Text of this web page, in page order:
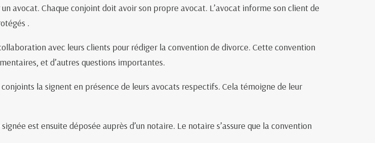
avocat. Chaque conjoint doit avoir son propre avocat. L’avocat informe son client de
.
avec leurs clients pour rédiger la convention de divorce. Cette convention
et d’autres questions importantes.
la signent en présence de leurs avocats respectifs. Cela témoigne de leur
est ensuite déposée auprès d’un notaire. Le notaire s’assure que la convention